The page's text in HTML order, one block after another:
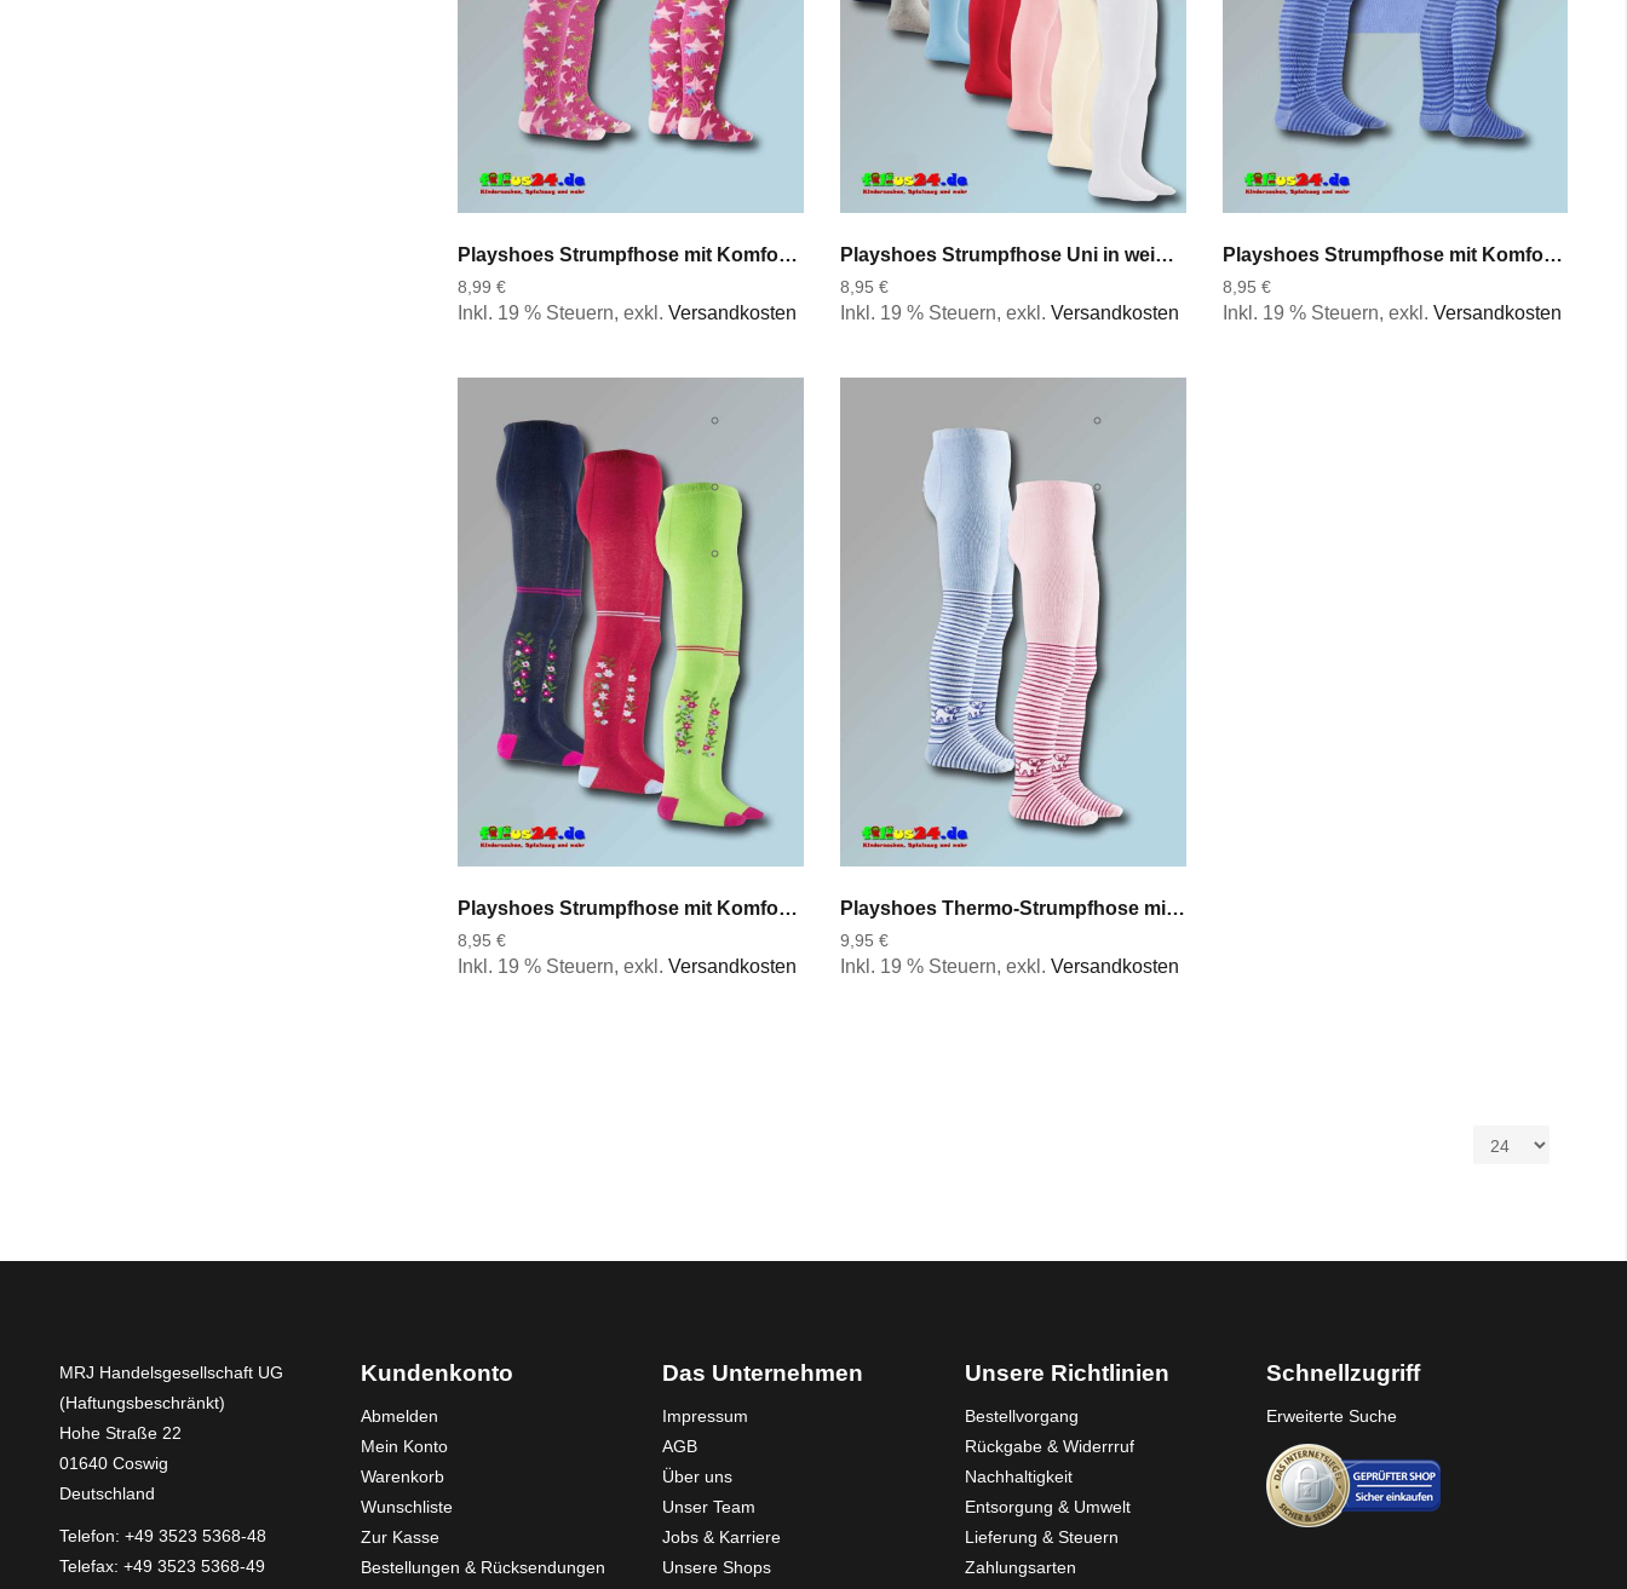
Playshoes Strumpfhose mit Komfortbund Sterne in pink u blau Gr 50 bis 128
8,99 €
Inkl. 19 % Steuern,exkl.Versandkosten
Playshoes Strumpfhose Uni in weiß natur rose rot bleu grau marine Gr 50 bis 128
8,95 €
Inkl. 19 % Steuern, exkl. Versandkosten
Playshoes Strumpfhose mit Komfortbund Motiv Nilpferd Hippo Gr 50 bis 116
8,95 €
Inkl. 19 % Steuern, exkl. Versandkosten
Playshoes Strumpfhose mit Komfortbund Landhaus in 3 Farben Gr 50 bis 128
8,95 €
Inkl. 19 % Steuern,exkl.Versandkosten
Playshoes Thermo-Strumpfhose mit Motiv Eisbär in blau u pink Gr 50 bis 128
9,95 €
Inkl. 19 % Steuern, exkl. Versandkosten
MRJ Handelsgesellschaft UG
(Haftungsbeschränkt)
Hohe Straße 22
01640 Coswig
Deutschland
Telefon: +49 3523 5368-48
Telefax: +49 3523 5368-49
Kundenkonto
Abmelden
Mein Konto
Warenkorb
Wunschliste
Zur Kasse
Bestellungen & Rücksendungen
Das Unternehmen
Impressum
AGB
Über uns
Unser Team
Jobs & Karriere
Unsere Shops
Unsere Richtlinien
Bestellvorgang
Rückgabe & Widerrruf
Nachhaltigkeit
Entsorgung & Umwelt
Lieferung & Steuern
Zahlungsarten
Schnellzugriff
Erweiterte Suche